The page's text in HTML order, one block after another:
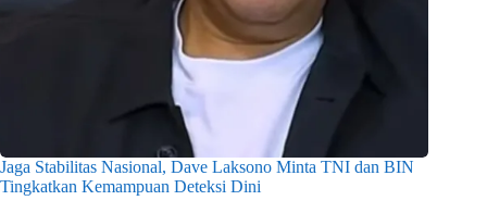
Jaga Stabilitas Nasional, Dave Laksono Minta TNI dan BIN
Tingkatkan Kemampuan Deteksi Dini